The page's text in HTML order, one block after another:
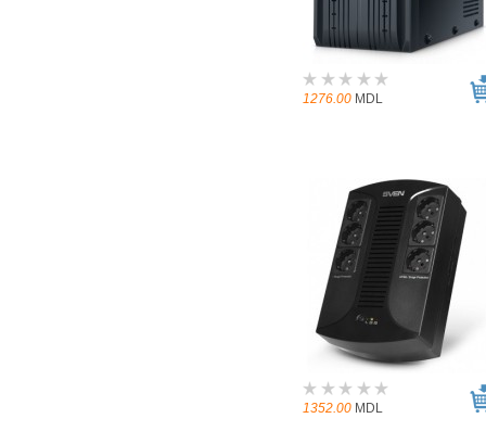
1276.00 MDL
1352.00 MDL